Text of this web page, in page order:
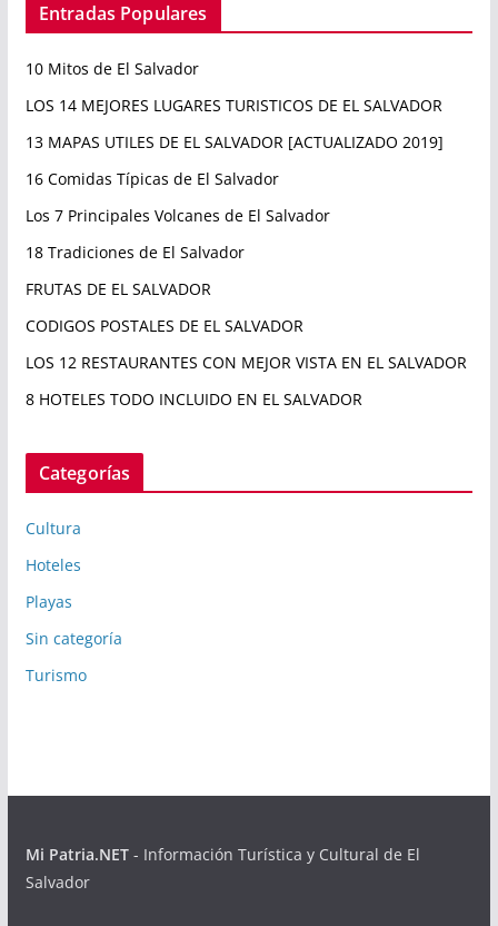
Entradas Populares
10 Mitos de El Salvador
LOS 14 MEJORES LUGARES TURISTICOS DE EL SALVADOR
13 MAPAS UTILES DE EL SALVADOR [ACTUALIZADO 2019]
16 Comidas Típicas de El Salvador
Los 7 Principales Volcanes de El Salvador
18 Tradiciones de El Salvador
FRUTAS DE EL SALVADOR
CODIGOS POSTALES DE EL SALVADOR
LOS 12 RESTAURANTES CON MEJOR VISTA EN EL SALVADOR
8 HOTELES TODO INCLUIDO EN EL SALVADOR
Categorías
Cultura
Hoteles
Playas
Sin categoría
Turismo
Mi Patria.NET- Información Turística y Cultural de El
Salvador